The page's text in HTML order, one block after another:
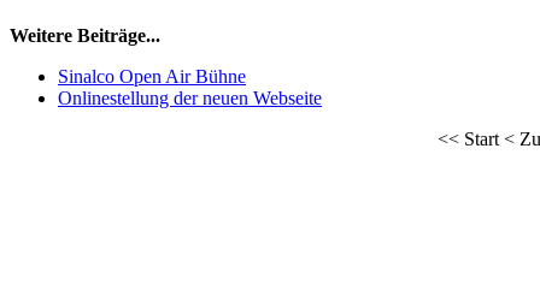
Weitere Beiträge...
Sinalco Open Air Bühne
Onlinestellung der neuen Webseite
<< Start<